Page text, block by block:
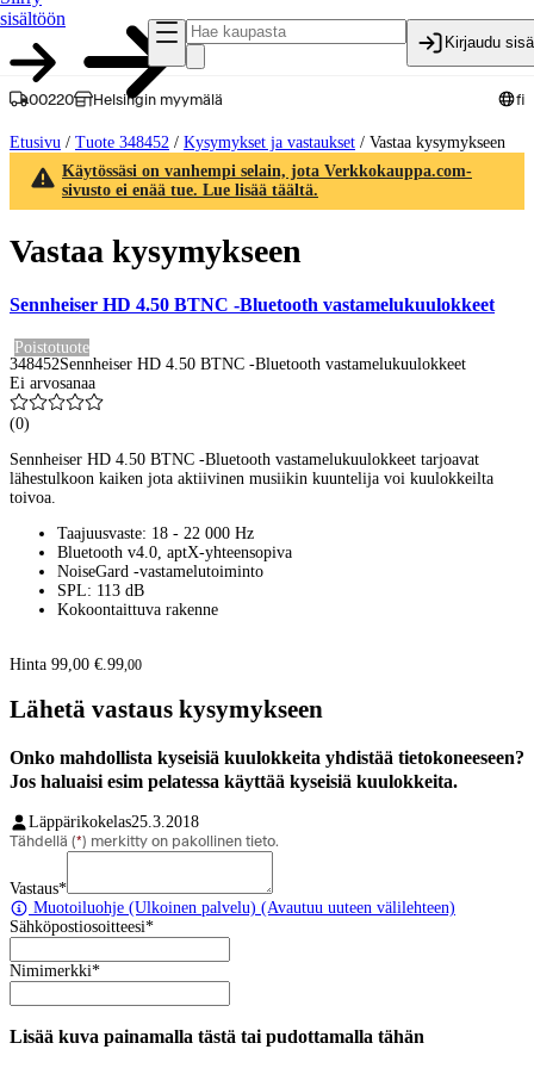
sisältöön
Kirjaudu
00220 Helsingin myymälä fi
Etusivu / Tuote 348452 / Kysymykset ja vastaukset / Vastaa kysymykseen
Käytössäsi on vanhempi selain, jota Verkkokauppa.com-
sivusto ei enää tue. Lue lisää täältä.
Vastaa kysymykseen
Sennheiser HD 4.50 BTNC -Bluetooth vastamelukuulokkeet
Poistotuote
348452Sennheiser HD 4.50 BTNC -Bluetooth vastamelukuulokkeet
Ei arvosanaa
(0)
Sennheiser HD 4.50 BTNC -Bluetooth vastamelukuulokkeet tarjoavat
lähestulkoon kaiken jota aktiivinen musiikin kuuntelija voi kuulokkeilta
toivoa.
Taajuusvaste: 18 - 22 000 Hz
Bluetooth v4.0, aptX-yhteensopiva
NoiseGard -vastamelutoiminto
SPL: 113 dB
Kokoontaittuva rakenne
Hinta 99,00 €. 99,00
Lähetä vastaus kysymykseen
Onko mahdollista kyseisiä kuulokkeita yhdistää tietokoneeseen?
Jos haluaisi esim pelatessa käyttää kyseisiä kuulokkeita.
Läppärikokelas25.3.2018
Tähdellä (*) merkitty on pakollinen tieto.
Vastaus*
Muotoiluohje (Ulkoinen palvelu) (Avautuu uuteen välilehteen)
Sähköpostiosoitteesi*
Nimimerkki*
Lisää kuva painamalla tästä tai pudottamalla tähän